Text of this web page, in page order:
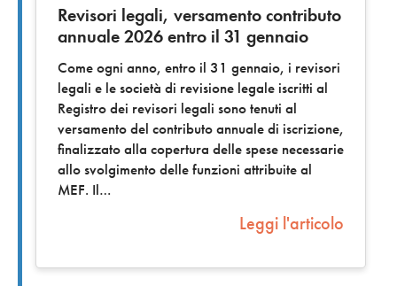
Revisori legali, versamento contributo
annuale 2026 entro il 31 gennaio
Come ogni anno, entro il 31 gennaio, i revisori
legali e le società di revisione legale iscritti al
Registro dei revisori legali sono tenuti al
versamento del contributo annuale di iscrizione,
finalizzato alla copertura delle spese necessarie
allo svolgimento delle funzioni attribuite al
MEF. Il
Leggi l'articolo